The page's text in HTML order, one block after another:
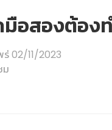
อสองต้องท
ร่02/11/2023
ม